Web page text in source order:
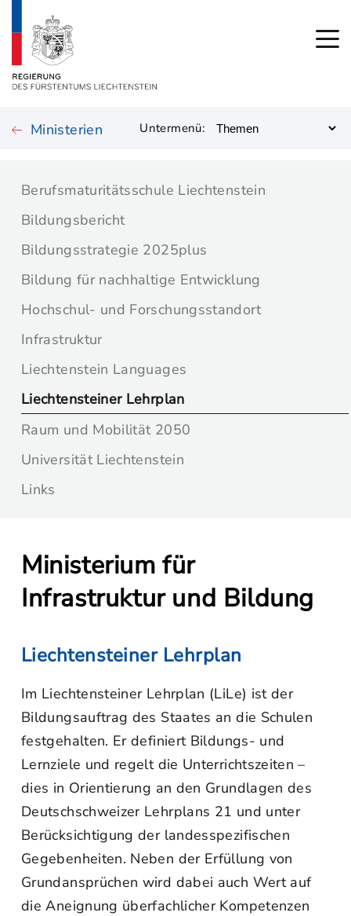
Ministerien Untermenü:
Berufsmaturitätsschule Liechtenstein
Bildungsbericht
Bildungsstrategie 2025plus
Bildung für nachhaltige Entwicklung
Hochschul- und Forschungsstandort
Infrastruktur
Liechtenstein Languages
Liechtensteiner Lehrplan
Raum und Mobilität 2050
Universität Liechtenstein
Links
Ministerium für
Infrastruktur und Bildung
Liechtensteiner Lehrplan
Im Liechtensteiner Lehrplan (LiLe) ist der
Bildungsauftrag des Staates an die Schulen
festgehalten. Er definiert Bildungs- und
Lernziele und regelt die Unterrichtszeiten –
dies in Orientierung an den Grundlagen des
Deutschschweizer Lehrplans 21 und unter
Berücksichtigung der landesspezifischen
Gegebenheiten. Neben der Erfüllung von
Grundansprüchen wird dabei auch Wert auf
die Aneignung überfachlicher Kompetenzen